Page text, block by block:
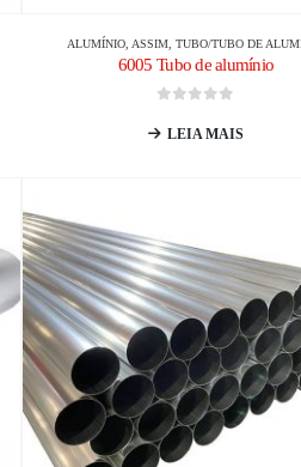
ALUMÍNIO , ASSIM,TUBO/TUBO DE
6005 Tubo de alumínio
LEIA MAIS